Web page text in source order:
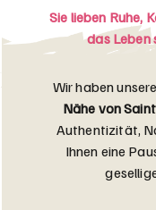
Sie lieben Ruhe,
das Leben
Wir haben
Nähe von
Authentizität,
Ihnen eine